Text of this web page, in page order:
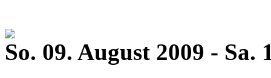
So. 09. August 2009 - Sa.